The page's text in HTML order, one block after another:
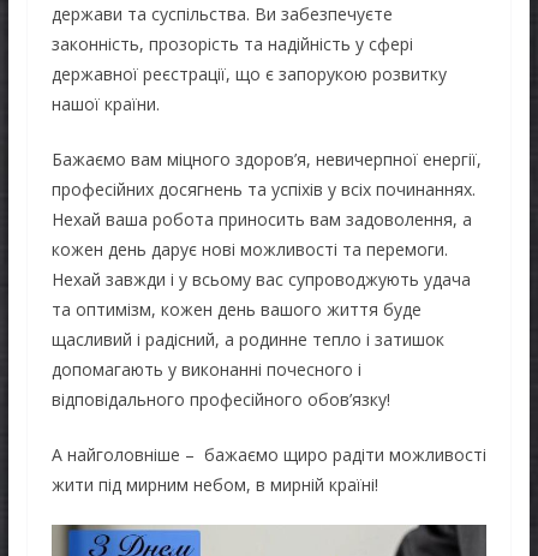
держави та суспільства. Ви забезпечуєте
законність, прозорість та надійність у сфері
державної реєстрації, що є запорукою розвитку
нашої країни.
Бажаємо вам міцного здоров’я, невичерпної енергії,
професійних досягнень та успіхів у всіх починаннях.
Нехай ваша робота приносить вам задоволення, а
кожен день дарує нові можливості та перемоги.
Нехай завжди і у всьому вас супроводжують удача
та оптимізм, кожен день вашого життя буде
щасливий і радісний, а родинне тепло і затишок
допомагають у виконанні почесного і
відповідального професійного обов’язку!
А найголовніше – бажаємо щиро радіти можливості
жити під мирним небом, в мирній країні!